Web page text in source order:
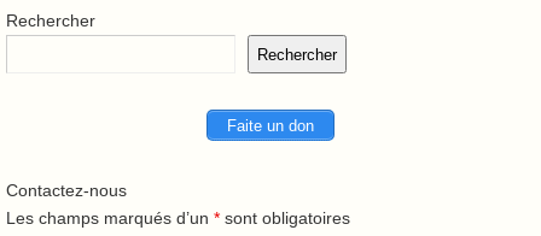
Rechercher
Rechercher
Faite un don
Contactez-nous
Les champs marqués d’un * sont obligatoires